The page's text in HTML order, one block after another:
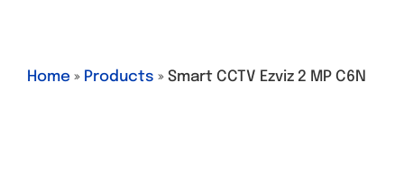
Home » Products » Smart CCTV Ezviz 2 MP C6N